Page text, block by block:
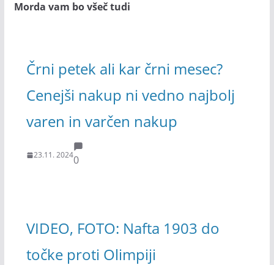
Morda vam bo všeč tudi
Črni petek ali kar črni mesec?
Cenejši nakup ni vedno najbolj
varen in varčen nakup
23.11. 20240
VIDEO, FOTO: Nafta 1903 do
točke proti Olimpiji